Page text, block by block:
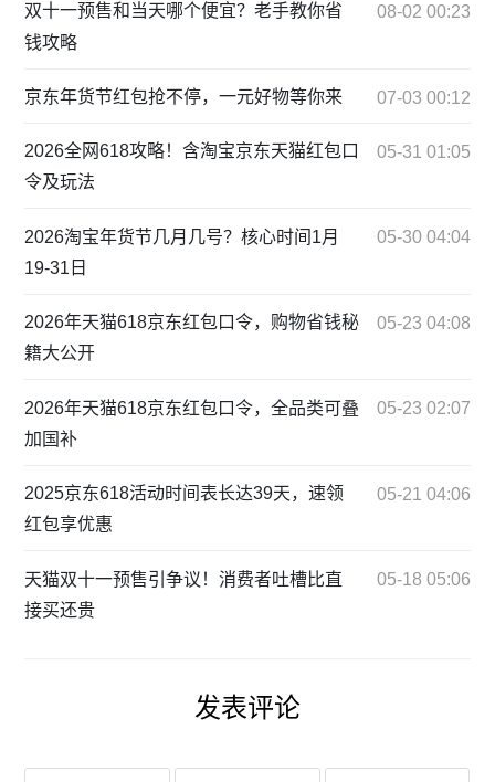
双十一预售和当天哪个便宜？老手教你省
钱攻略
08-02 00:23
京东年货节红包抢不停，一元好物等你来 07-03 00:12
2026全网618攻略！含淘宝京东天猫红包口
令及玩法
05-31 01:05
2026淘宝年货节几月几号？核心时间1月
19-31日
05-30 04:04
2026年天猫618京东红包口令，购物省钱秘
籍大公开
05-23 04:08
2026年天猫618京东红包口令，全品类可叠
加国补
05-23 02:07
2025京东618活动时间表长达39天，速领
红包享优惠
05-21 04:06
天猫双十一预售引争议！消费者吐槽比直
接买还贵
05-18 05:06
发表评论